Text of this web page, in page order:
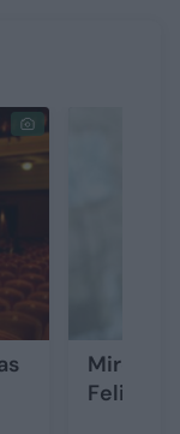
Mirė
Feliksas